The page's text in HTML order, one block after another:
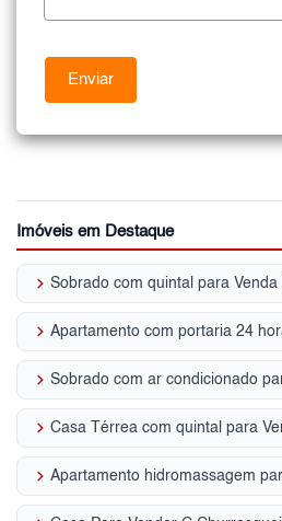
Imóveis em Destaque
keyboard_arrow_right Sobrado com quintal para
keyboard_arrow_right
keyboard_arrow_right
keyboard_arrow_right
keyboard_arrow_right